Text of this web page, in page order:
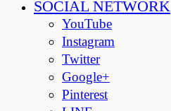
SOCIAL NETWORK
YouTube
Instagram
Twitter
Google+
Pinterest